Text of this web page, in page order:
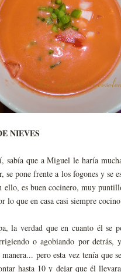
NIEVES
sabía que a Miguel le haría
se pone frente a los fogones y se
ello, es buen cocinero, muy
lo que en casa casi siempre
la verdad que en cuanto él se
o agobiando por detrás,
manera... pero esta vez tenía que
hasta 10 y dejar que él